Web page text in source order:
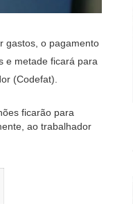
gastos, o pagamento
e metade ficará para
(Codefat).
ficarão para
ao trabalhador